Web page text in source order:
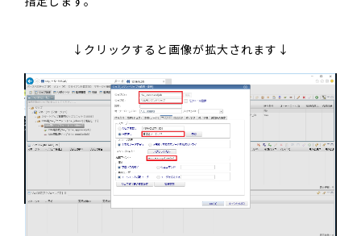
↓クリックすると画像が拡大されます↓